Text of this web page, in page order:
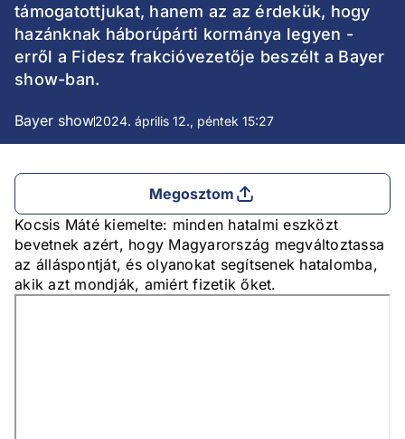
támogatottjukat, hanem az az érdekük, hogy
hazánknak háborúpárti kormánya legyen -
erről a Fidesz frakcióvezetője beszélt a Bayer
show-ban.
Bayer show2024. április 12., péntek 15:27
Megosztom
Kocsis Máté kiemelte: minden hatalmi eszközt
bevetnek azért, hogy Magyarország megváltoztassa
az álláspontját, és olyanokat segítsenek hatalomba,
akik azt mondják, amiért fizetik őket.